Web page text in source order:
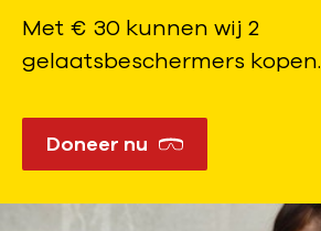
Met € 30 kunnen wij 2
gelaatsbeschermers kopen.
Doneer nu